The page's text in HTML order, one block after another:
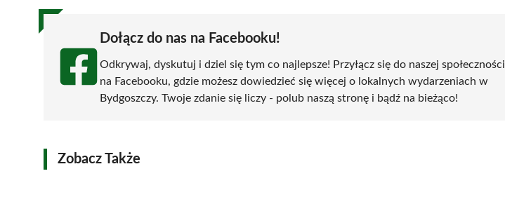
Dołącz do nas na Facebooku!
Odkrywaj, dyskutuj i dziel się tym co najlepsze! Przyłącz się do naszej społeczności
na Facebooku, gdzie możesz dowiedzieć się więcej o lokalnych wydarzeniach w
Bydgoszczy. Twoje zdanie się liczy - polub naszą stronę i bądź na bieżąco!
Zobacz Także